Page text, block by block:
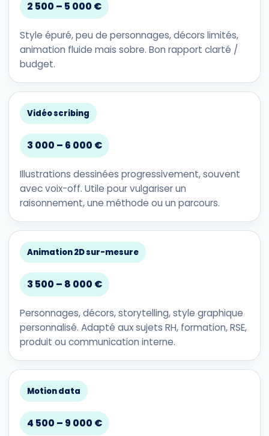
2 500 – 5 000 €
Style épuré, peu de personnages, décors limités,
animation fluide mais sobre. Bon rapport clarté /
budget.
Vidéo scribing
3 000 – 6 000 €
Illustrations dessinées progressivement, souvent
avec voix-off. Utile pour vulgariser un
raisonnement, une méthode ou un parcours.
Animation 2D sur-mesure
3 500 – 8 000 €
Personnages, décors, storytelling, style graphique
personnalisé. Adapté aux sujets RH, formation, RSE,
produit ou communication interne.
Motion data
4 500 – 9 000 €